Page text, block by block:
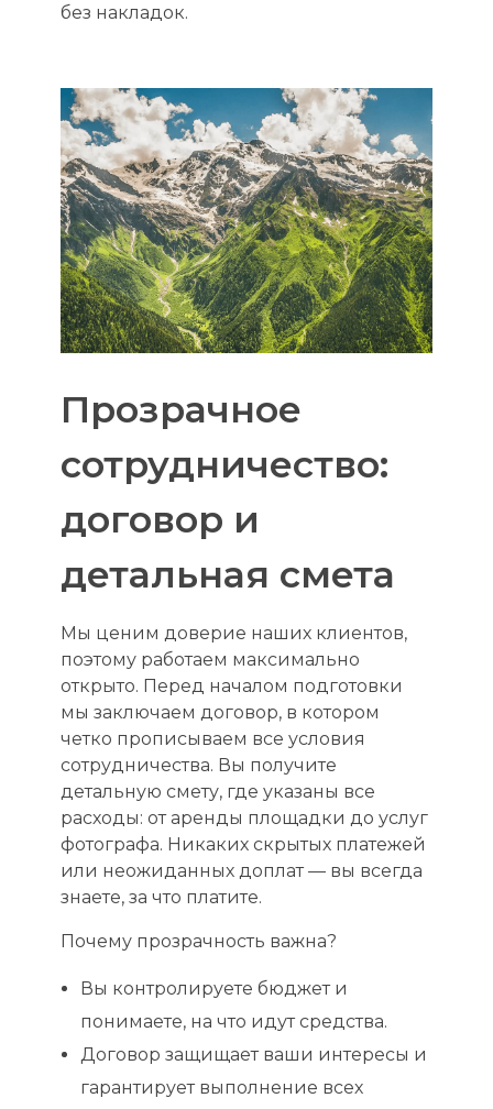
без накладок.
Прозрачное
сотрудничество:
договор и
детальная смета
Мы ценим доверие наших клиентов,
поэтому работаем максимально
открыто. Перед началом подготовки
мы заключаем договор, в котором
четко прописываем все условия
сотрудничества. Вы получите
детальную смету, где указаны все
расходы: от аренды площадки до услуг
фотографа. Никаких скрытых платежей
или неожиданных доплат — вы всегда
знаете, за что платите.
Почему прозрачность важна?
Вы контролируете бюджет и
понимаете, на что идут средства.
Договор защищает ваши интересы и
гарантирует выполнение всех